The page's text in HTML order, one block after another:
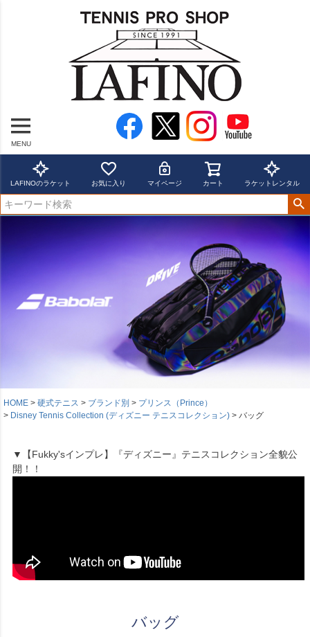
MENU
LAFINOのラケット お気に入り マイページ カート ラケットレンタル
HOME 硬式テニス ブランド別
プリンス（Prince）
Disney Tennis Collection (ディズニー テニスコレクション)
バッグ
▼【Fukky'sインプレ】『ディズニー』テニスコレクション全貌公
開！！
バッグ